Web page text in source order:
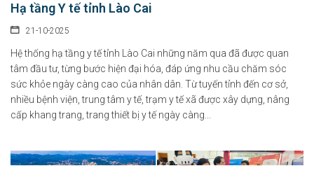
Hạ tầng Y tế tỉnh Lào Cai
21-10-2025
Hệ thống hạ tầng y tế tỉnh Lào Cai những năm qua đã được quan
tâm đầu tư, từng bước hiện đại hóa, đáp ứng nhu cầu chăm sóc
sức khỏe ngày càng cao của nhân dân. Từ tuyến tỉnh đến cơ sở,
nhiều bệnh viện, trung tâm y tế, trạm y tế xã được xây dựng, nâng
cấp khang trang, trang thiết bị y tế ngày càng...